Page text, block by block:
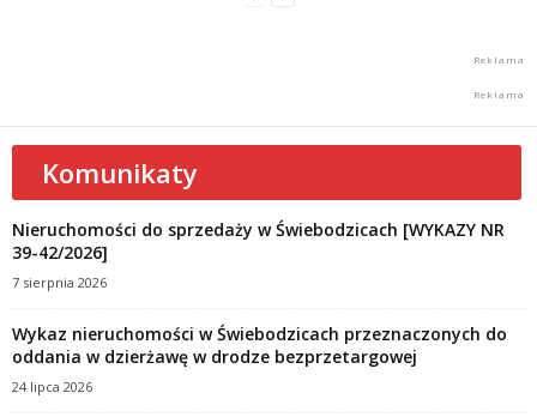
Komunikaty
Nieruchomości do sprzedaży w Świebodzicach [WYKAZY NR
39-42/2026]
7 sierpnia 2026
Wykaz nieruchomości w Świebodzicach przeznaczonych do
oddania w dzierżawę w drodze bezprzetargowej
24 lipca 2026